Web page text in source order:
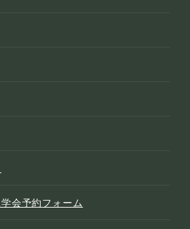
会予約フォーム